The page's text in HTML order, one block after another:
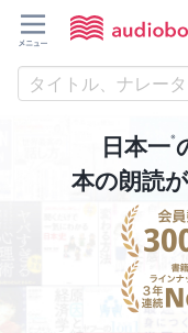
日本一※
本の朗読